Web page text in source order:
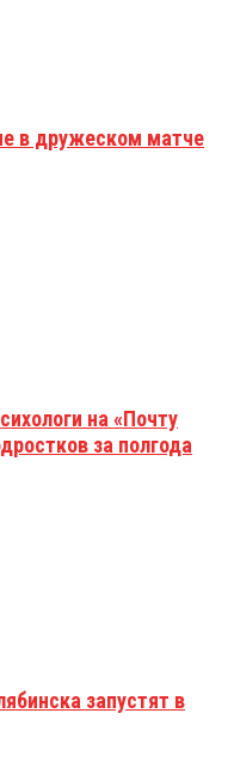
в дружеском матче
на «Почту
за полгода
запустят в